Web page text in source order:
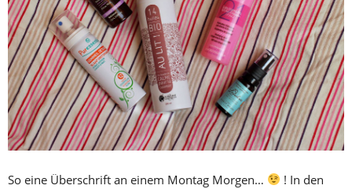
So eine Überschrift an einem Montag Morgen…
! In den